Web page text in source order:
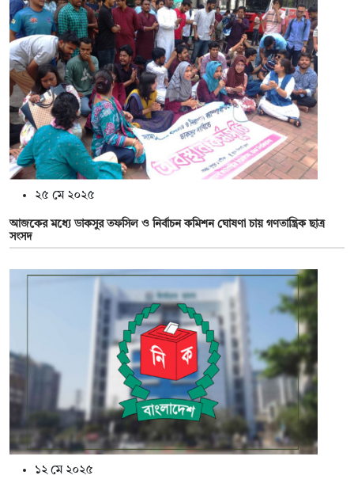
২৫ মে ২০২৫
আজকের মধ্যে ডাকসুর তফসিল ও নির্বাচন কমিশন ঘোষণা চায় গণতান্ত্রিক ছাত্র
সংসদ
১২ মে ২০২৫